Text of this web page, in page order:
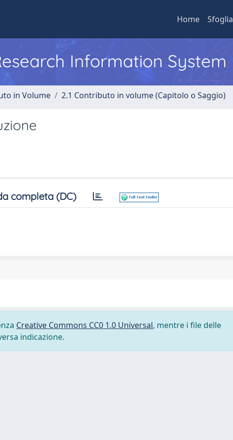
Home Sfoglia
Information System
in Volume 2.1 Contributo in volume (Capitolo o Saggio)
completa (DC)
Creative Commons CC0 1.0 Universal, mentre i file delle
indicazione.